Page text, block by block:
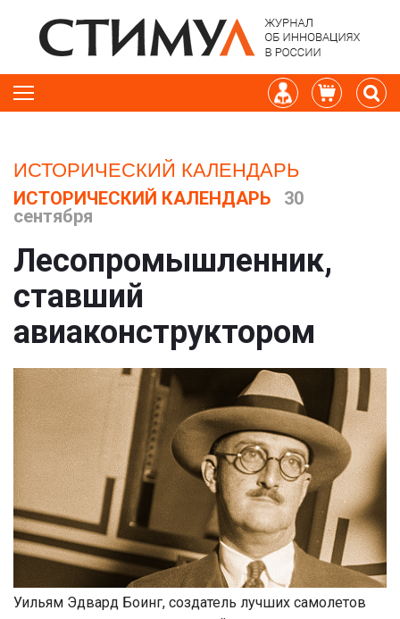
ИСТОРИЧЕСКИЙ КАЛЕНДАРЬ
ИСТОРИЧЕСКИЙ КАЛЕНДАРЬ
30
сентября
Лесопромышленник,
ставший
авиаконструктором
Уильям Эдвард Боинг, создатель лучших самолетов